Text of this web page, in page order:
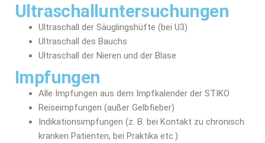
Ultraschall­untersuchungen
Ultraschall der Säuglingshüfte (bei U3)
Ultraschall des Bauchs
Ultraschall der Nieren und der Blase
Impfungen
Alle Impfungen aus dem Impfkalender der STIKO
Reiseimpfungen (außer Gelbfieber)
Indikationsimpfungen (z. B. bei Kontakt zu chronisch
kranken Patienten, bei Praktika etc.)